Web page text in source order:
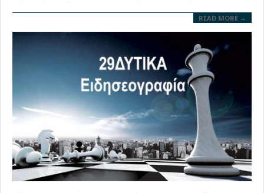
READ MORE →